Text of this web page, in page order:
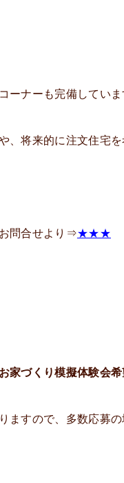
ーナーも完備していま
、将来的に注文住宅
問合せより⇒★★★
お家づくり模擬体験会希
ますので、多数応募